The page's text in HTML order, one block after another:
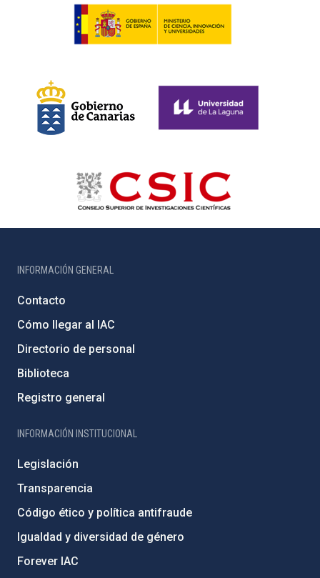
INFORMACIÓN GENERAL
Contacto
Cómo llegar al IAC
Directorio de personal
Biblioteca
Registro general
INFORMACIÓN INSTITUCIONAL
Legislación
Transparencia
Código ético y política antifraude
Igualdad y diversidad de género
Forever IAC